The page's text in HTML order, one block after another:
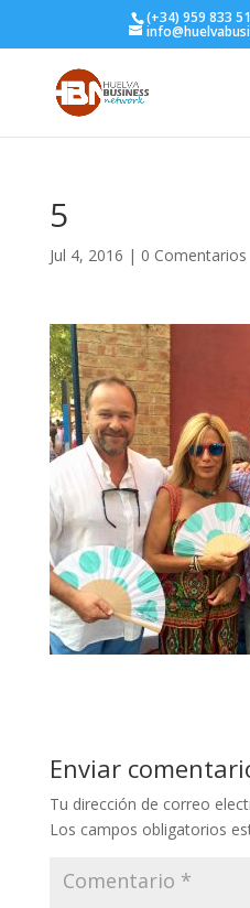
(+34) 959 833
5
Jul 4, 2016 | 0 Comentarios
Enviar
Tu dirección de correo
Los campos obligatorios